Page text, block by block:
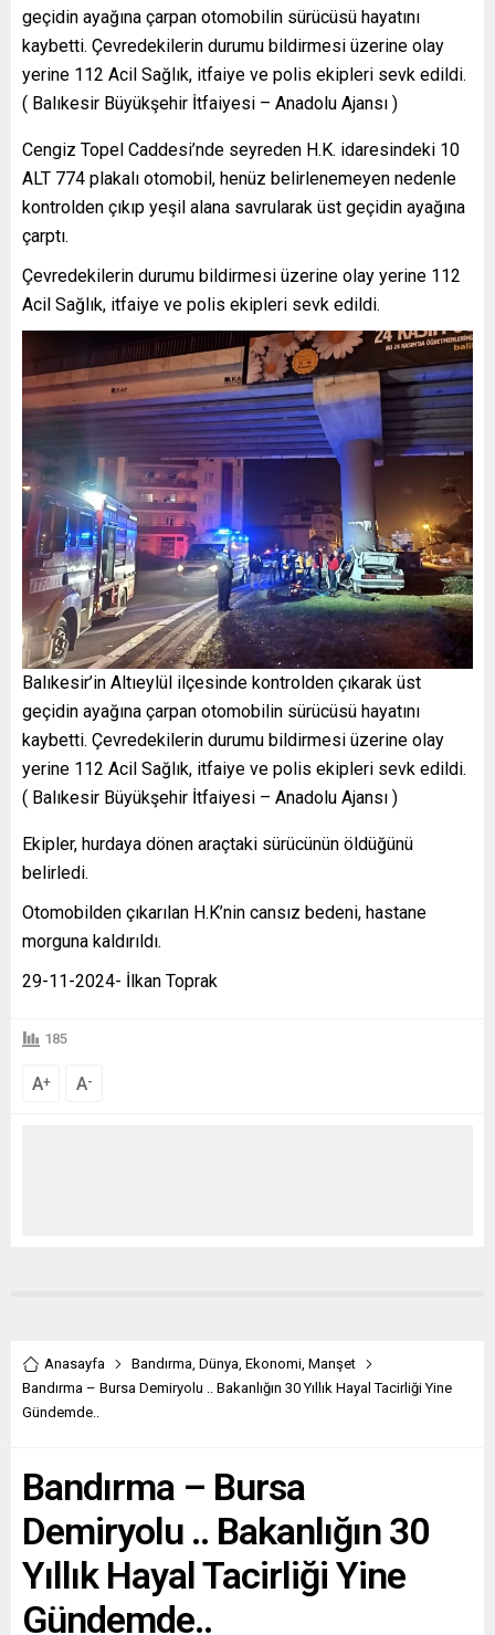
geçidin ayağına çarpan otomobilin sürücüsü hayatını
kaybetti. Çevredekilerin durumu bildirmesi üzerine olay
yerine 112 Acil Sağlık, itfaiye ve polis ekipleri sevk edildi.
( Balıkesir Büyükşehir İtfaiyesi – Anadolu Ajansı )
Cengiz Topel Caddesi’nde seyreden H.K. idaresindeki 10
ALT 774 plakalı otomobil, henüz belirlenemeyen nedenle
kontrolden çıkıp yeşil alana savrularak üst geçidin ayağına
çarptı.
Çevredekilerin durumu bildirmesi üzerine olay yerine 112
Acil Sağlık, itfaiye ve polis ekipleri sevk edildi.
Balıkesir’in Altıeylül ilçesinde kontrolden çıkarak üst
geçidin ayağına çarpan otomobilin sürücüsü hayatını
kaybetti. Çevredekilerin durumu bildirmesi üzerine olay
yerine 112 Acil Sağlık, itfaiye ve polis ekipleri sevk edildi.
( Balıkesir Büyükşehir İtfaiyesi – Anadolu Ajansı )
Ekipler, hurdaya dönen araçtaki sürücünün öldüğünü
belirledi.
Otomobilden çıkarılan H.K’nin cansız bedeni, hastane
morguna kaldırıldı.
29-11-2024- İlkan Toprak
185
A+ A-
Anasayfa Bandırma Dünya Ekonomi Manşet
Bandırma – Bursa Demiryolu .. Bakanlığın 30 Yıllık Hayal Tacirliği Yine
Gündemde..
Bandırma – Bursa
Demiryolu .. Bakanlığın 30
Yıllık Hayal Tacirliği Yine
Gündemde..